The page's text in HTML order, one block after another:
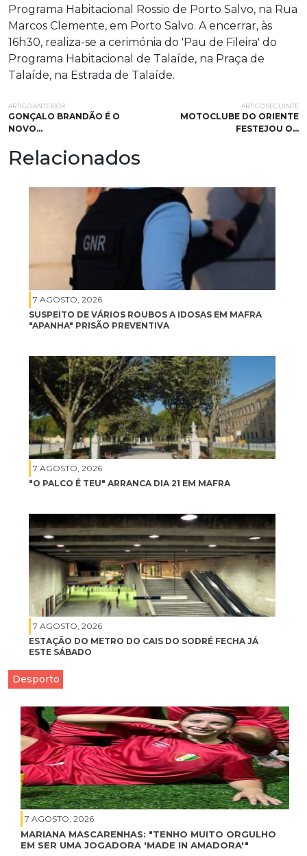
Programa Habitacional Rossio de Porto Salvo, na Rua
Marcos Clemente, em Porto Salvo. A encerrar, às
16h30, realiza-se a cerimónia do 'Pau de Fileira' do
Programa Habitacional de Talaíde, na Praça de
Talaíde, na Estrada de Talaíde.
ARTIGO ANTERIOR
GONÇALO BRANDÃO É O
NOVO…
ARTIGO SEGUINTE
MOTOCLUBE DO ORIENTE
FESTEJOU O…
Relacionados
7 AGOSTO, 2026
SUSPEITO DE VÁRIOS ROUBOS A IDOSAS EM MAFRA
"APANHA" PRISÃO PREVENTIVA
7 AGOSTO, 2026
"O PALCO É TEU" ARRANCA DIA 21 EM MAFRA
7 AGOSTO, 2026
ESTAÇÃO DO METRO DO CAIS DO SODRÉ FECHA JÁ
ESTE SÁBADO
Desporto
7 AGOSTO, 2026
MARIANA MASCARENHAS: "TENHO MUITO ORGULHO
EM SER UMA JOGADORA 'MADE IN AMADORA'"